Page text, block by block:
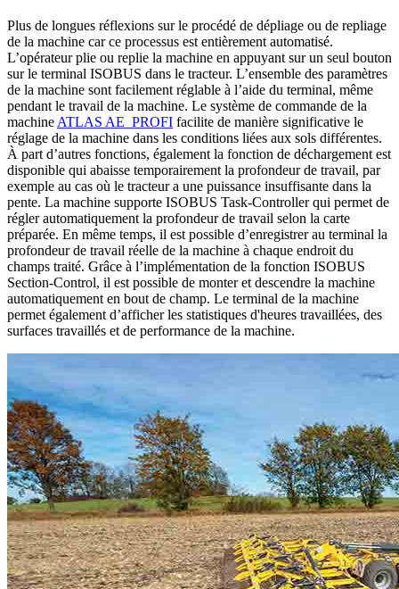
Plus de longues réflexions sur le procédé de dépliage ou de repliage
de la machine car ce processus est entièrement automatisé.
L’opérateur plie ou replie la machine en appuyant sur un seul bouton
sur le terminal ISOBUS dans le tracteur. L’ensemble des paramètres
de la machine sont facilement réglable à l’aide du terminal, même
pendant le travail de la machine. Le système de commande de la
machine ATLAS AE_PROFI facilite de manière significative le
réglage de la machine dans les conditions liées aux sols différentes.
À part d’autres fonctions, également la fonction de déchargement est
disponible qui abaisse temporairement la profondeur de travail, par
exemple au cas où le tracteur a une puissance insuffisante dans la
pente. La machine supporte ISOBUS Task-Controller qui permet de
régler automatiquement la profondeur de travail selon la carte
préparée. En même temps, il est possible d’enregistrer au terminal la
profondeur de travail réelle de la machine à chaque endroit du
champs traité. Grâce à l’implémentation de la fonction ISOBUS
Section-Control, il est possible de monter et descendre la machine
automatiquement en bout de champ. Le terminal de la machine
permet également d’afficher les statistiques d'heures travaillées, des
surfaces travaillés et de performance de la machine.